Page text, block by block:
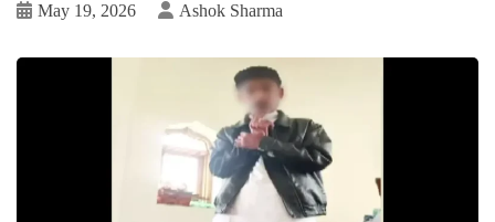
May 19, 2026 Ashok Sharma